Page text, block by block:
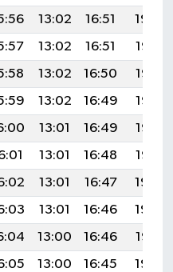
13:02 16:51
19:59
13:02 16:51
19:58
13:02 16:50
19:56
13:02 16:49
19:55
13:01 16:49
19:53
13:01 16:48
19:52
13:01 16:47
19:50
13:01 16:46
19:49
13:00 16:46
19:47
13:00 16:45 19:46